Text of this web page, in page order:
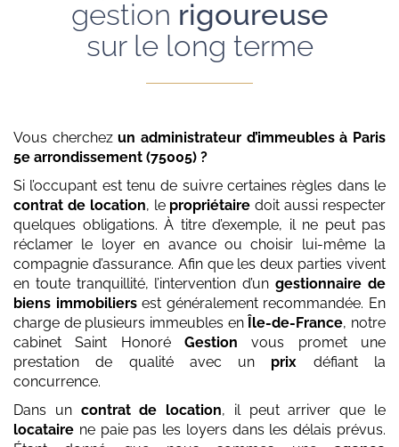
gestion rigoureuse
sur le long terme
Vous cherchezun administrateur d’immeubles à Paris
5e arrondissement (75005) ?
Si l’occupant est tenu de suivre certaines règles dans le
contrat de location, le propriétaire doit aussi respecter
quelques obligations. À titre d’exemple, il ne peut pas
réclamer le loyer en avance ou choisir lui-même la
compagnie d’assurance. Afin que les deux parties vivent
en toute tranquillité, l’intervention d’ungestionnaire de
biens immobiliersest généralement recommandée. En
charge de plusieurs immeubles en Île-de-France, notre
cabinet Saint Honoré Gestion vous promet une
prestation de qualité avec un prix défiant la
concurrence.
Dans un contrat de location, il peut arriver que le
locataire ne paie pas les loyers dans les délais prévus.